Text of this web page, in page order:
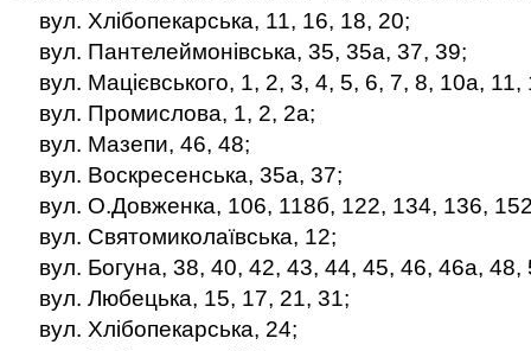
вул. Хлібопекарська, 11, 16, 18, 20;
вул. Пантелеймонівська, 35, 35а, 37, 39;
вул. Мацієвського, 1, 2, 3, 4, 5, 6, 7, 8, 10а,
вул. Промислова, 1, 2, 2а;
вул. Мазепи, 46, 48;
вул. Воскресенська, 35а, 37;
вул. О.Довженка, 106, 118б, 122, 134, 136,
вул. Святомиколаївська, 12;
вул. Богуна, 38, 40, 42, 43, 44, 45, 46, 46а, 48,
вул. Любецька, 15, 17, 21, 31;
вул. Хлібопекарська, 24;